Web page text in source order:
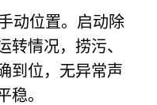
动位置。启动除
转情况，捞污、
到位，无异常声
稳。